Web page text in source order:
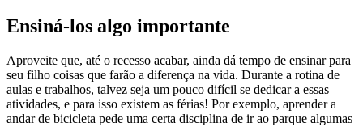
Ensiná-los algo importante
Aproveite que, até o recesso acabar, ainda dá tempo de ensinar para
seu filho coisas que farão a diferença na vida. Durante a rotina de
aulas e trabalhos, talvez seja um pouco difícil se dedicar a essas
atividades, e para isso existem as férias! Por exemplo, aprender a
andar de bicicleta pede uma certa disciplina de ir ao parque algumas